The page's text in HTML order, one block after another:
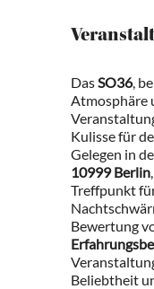
DasSO36,
Atmosphäre
Kulisse für
Gelegen in
10999 Berlin
Treffpunkt
Bewertung
Beliebtheit